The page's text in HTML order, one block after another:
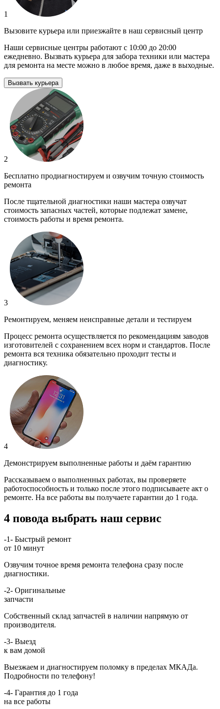
1
Вызовите курьера или приезжайте в наш сервисный центр
Наши сервисные центры работают с 10:00 до 20:00
ежедневно. Вызвать курьера для забора техники или мастера
для ремонта на месте можно в любое время, даже в выходные.
Вызвать курьера
2
Бесплатно продиагностируем и озвучим точную стоимость
ремонта
После тщательной диагностики наши мастера озвучат
стоимость запасных частей, которые подлежат замене,
стоимость работы и время ремонта.
3
Ремонтируем, меняем неисправные детали и тестируем
Процесс ремонта осуществляется по рекомендациям заводов
изготовителей с сохранением всех норм и стандартов. После
ремонта вся техника обязательно проходит тесты и
диагностику.
4
Демонстрируем выполненные работы и даём гарантию
Рассказываем о выполненных работах, вы проверяете
работоспособность и только после этого подписываете акт о
ремонте. На все работы вы получаете гарантии до 1 года.
4 повода выбрать наш сервис
-1- Быстрый ремонт
от 10 минут
Озвучим точное время ремонта телефона сразу после
диагностики.
-2- Оригинальные
запчасти
Собственный склад запчастей в наличии напрямую от
производителя.
-3- Выезд
к вам домой
Выезжаем и диагностируем поломку в пределах МКАДа.
Подробности по телефону!
-4- Гарантия до 1 года
на все работы